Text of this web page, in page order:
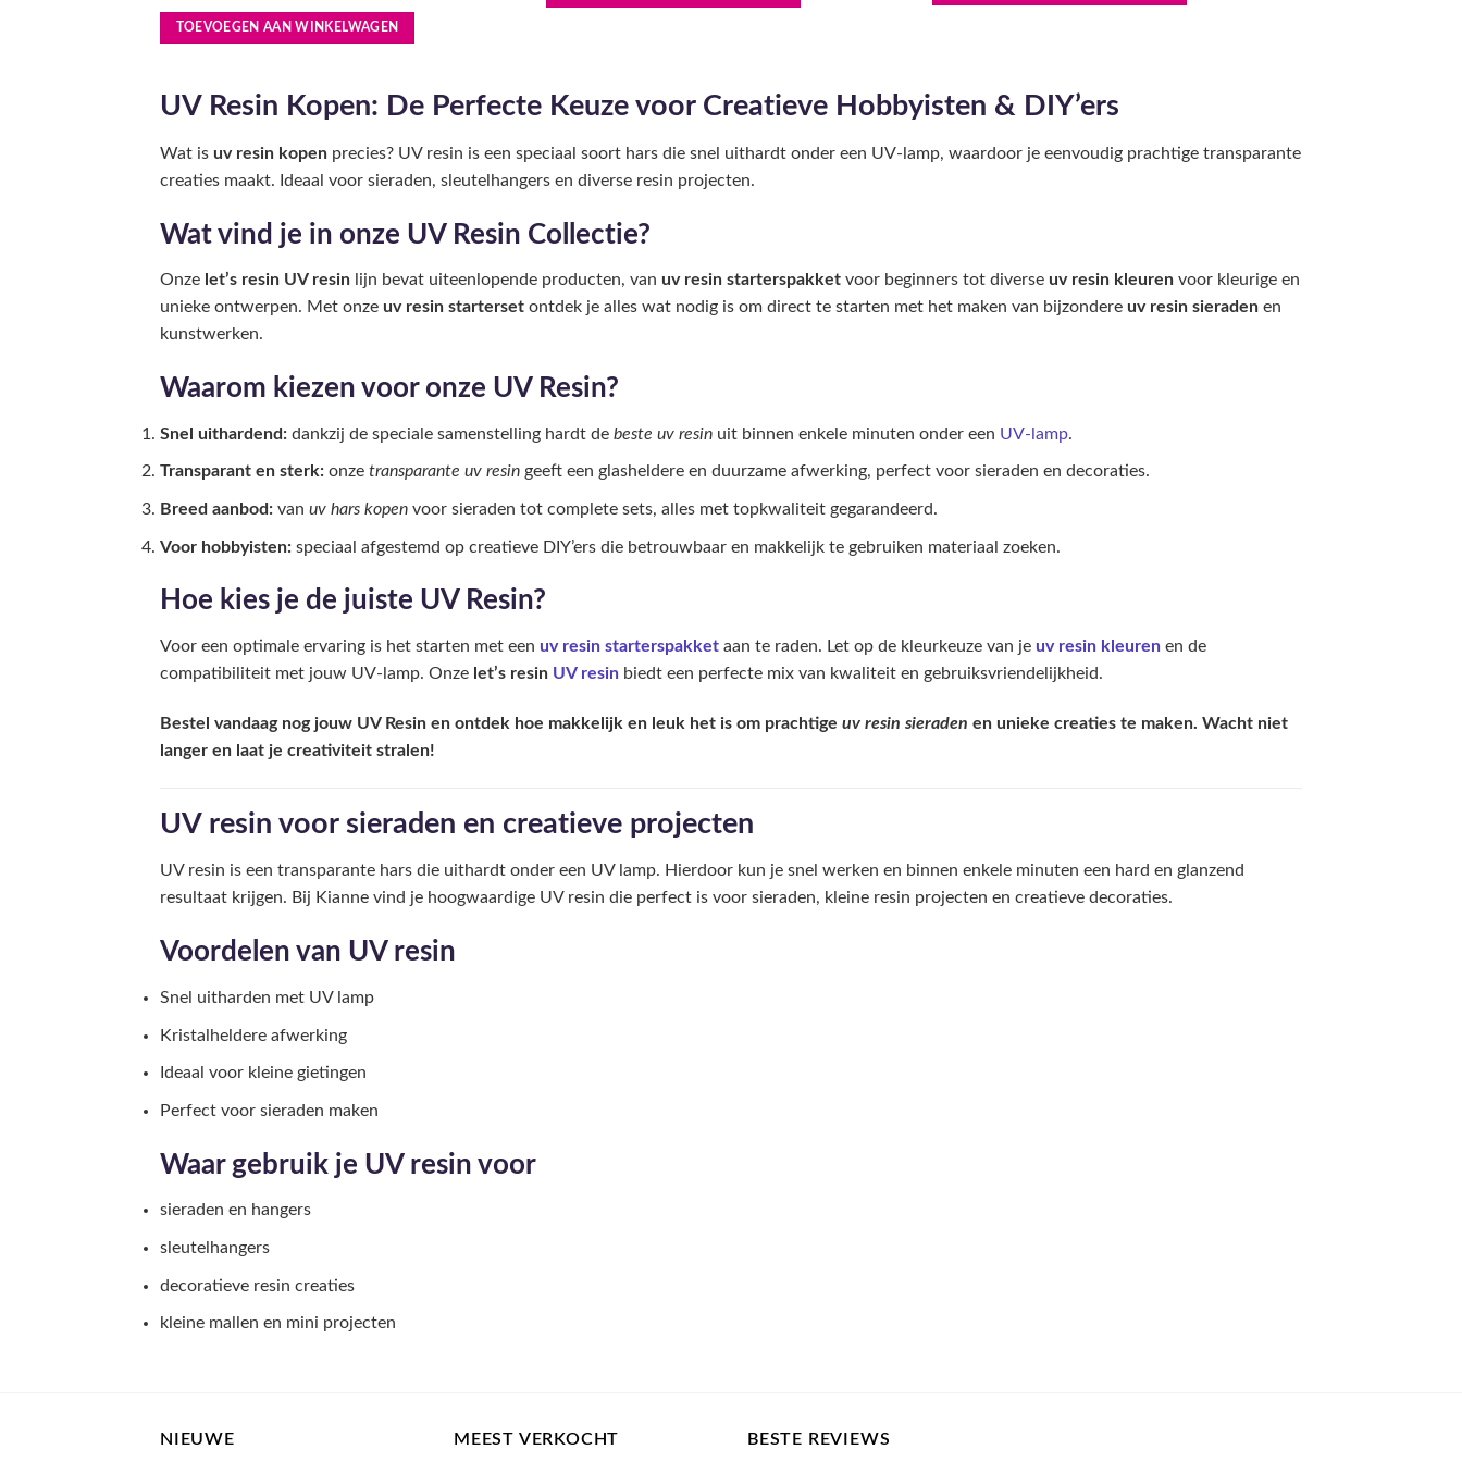
TOEVOEGEN AAN WINKELWAGEN
UV Resin Kopen: De Perfecte Keuze voor Creatieve Hobbyisten & DIY’ers
Wat is uv resin kopen precies? UV resin is een speciaal soort hars die snel uithardt onder een UV-lamp, waardoor je eenvoudig prachtige transparante
creaties maakt. Ideaal voor sieraden, sleutelhangers en diverse resin projecten.
Wat vind je in onze UV Resin Collectie?
Onze let’s resin UV resin lijn bevat uiteenlopende producten, van uv resin starterspakket voor beginners tot diverse uv resin kleuren voor kleurige en
unieke ontwerpen. Met onze uv resin starterset ontdek je alles wat nodig is om direct te starten met het maken van bijzondere uv resin sieraden en
kunstwerken.
Waarom kiezen voor onze UV Resin?
Snel uithardend: dankzij de speciale samenstelling hardt de beste uv resin uit binnen enkele minuten onder een UV-lamp.
Transparant en sterk: onze transparante uv resin geeft een glasheldere en duurzame afwerking, perfect voor sieraden en decoraties.
Breed aanbod: van uv hars kopen voor sieraden tot complete sets, alles met topkwaliteit gegarandeerd.
Voor hobbyisten: speciaal afgestemd op creatieve DIY’ers die betrouwbaar en makkelijk te gebruiken materiaal zoeken.
Hoe kies je de juiste UV Resin?
Voor een optimale ervaring is het starten met een uv resin starterspakket aan te raden. Let op de kleurkeuze van je uv resin kleuren en de
compatibiliteit met jouw UV-lamp. Onze let’s resin UV resin biedt een perfecte mix van kwaliteit en gebruiksvriendelijkheid.
Bestel vandaag nog jouw UV Resin en ontdek hoe makkelijk en leuk het is om prachtige uv resin sieraden en unieke creaties te maken. Wacht niet
langer en laat je creativiteit stralen!
UV resin voor sieraden en creatieve projecten
UV resin is een transparante hars die uithardt onder een UV lamp. Hierdoor kun je snel werken en binnen enkele minuten een hard en glanzend
resultaat krijgen. Bij Kianne vind je hoogwaardige UV resin die perfect is voor sieraden, kleine resin projecten en creatieve decoraties.
Voordelen van UV resin
Snel uitharden met UV lamp
Kristalheldere afwerking
Ideaal voor kleine gietingen
Perfect voor sieraden maken
Waar gebruik je UV resin voor
sieraden en hangers
sleutelhangers
decoratieve resin creaties
kleine mallen en mini projecten
NIEUWE MEEST VERKOCHT BESTE REVIEWS